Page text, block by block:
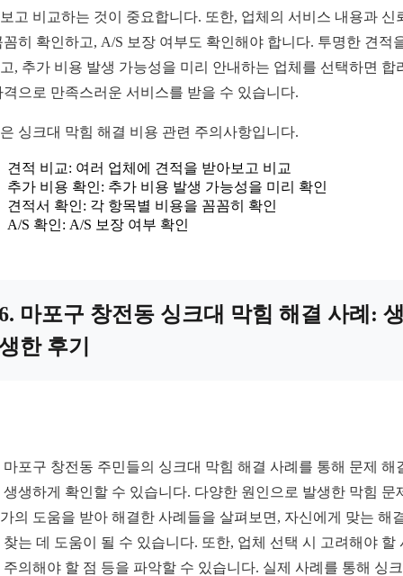
고 비교하는 것이 중요합니다. 또한, 업체의 서비스 내용과 신
꼼히 확인하고, A/S 보장 여부도 확인해야 합니다. 투명한 견적
, 추가 비용 발생 가능성을 미리 안내하는 업체를 선택하면 합
격으로 만족스러운 서비스를 받을 수 있습니다.
싱크대 막힘 해결 비용 관련 주의사항입니다.
견적 비교: 여러 업체에 견적을 받아보고 비교
추가 비용 확인: 추가 비용 발생 가능성을 미리 확인
견적서 확인: 각 항목별 비용을 꼼꼼히 확인
A/S 확인: A/S 보장 여부 확인
마포구 창전동 싱크대 막힘 해결 사례:
한 후기
마포구 창전동 주민들의 싱크대 막힘 해결 사례를 통해 문제 해
생생하게 확인할 수 있습니다. 다양한 원인으로 발생한 막힘 문
의 도움을 받아 해결한 사례들을 살펴보면, 자신에게 맞는 해
찾는 데 도움이 될 수 있습니다. 또한, 업체 선택 시 고려해야 할
주의해야 할 점 등을 파악할 수 있습니다. 실제 사례를 통해 싱